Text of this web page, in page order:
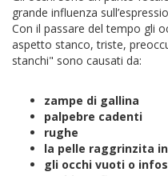
grande influenza
Con il passare del tempo gli
aspetto stanco, triste,
stanchi" sono causati da:
zampe di gallina
palpebre cadenti
rughe
la pelle raggrinzita
gli occhi vuoti o